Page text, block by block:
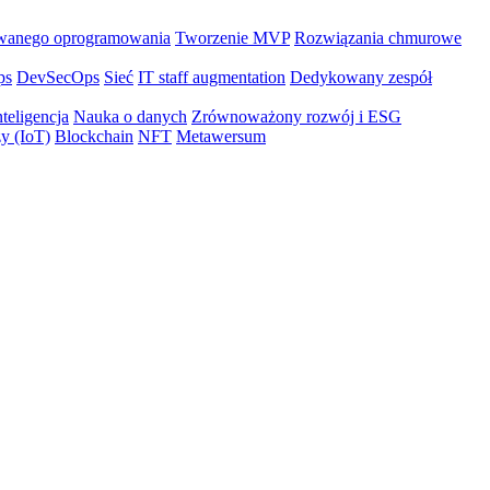
oprogramowania Tworzenie MVP Rozwiązania chmurowe
DevSecOps Sieć IT staff augmentation Dedykowany zespół
Nauka o danych Zrównoważony rozwój i ESG
(IoT) Blockchain NFT Metawersum